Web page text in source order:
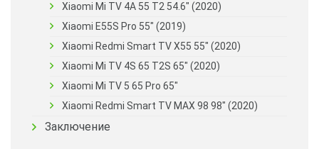
Xiaomi Mi TV 4A 55 T2 54.6″ (2020)
Xiaomi E55S Pro 55″ (2019)
Xiaomi Redmi Smart TV X55 55″ (2020)
Xiaomi Mi TV 4S 65 T2S 65″ (2020)
Xiaomi Mi TV 5 65 Pro 65″
Xiaomi Redmi Smart TV MAX 98 98″ (2020)
Заключение